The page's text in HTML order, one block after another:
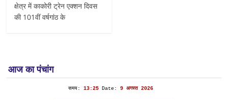
क्षेत्र में काकोरी ट्रेन एक्शन दिवस
की 101वीं वर्षगांठ के
आज का पंचांग